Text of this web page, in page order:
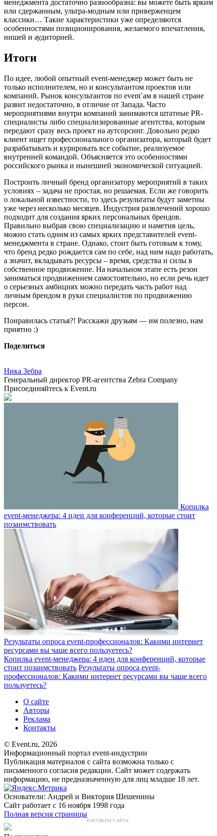
менеджмента достаточно разнообразна: вы можете быть ярким
или сдержанным, ультра-модным или приверженцем
классики… Такие характеристики уже определяются
особенностями позиционирования, желаемого впечатления,
нишей и аудиторией.
Итоги
По идее, любой опытный event-менеджер может быть не
только исполнителем, но и консультантом проектов или
компаний. Рынок консультантов по event`ам в нашей стране
развит недостаточно, в отличие от Запада. Часто
мероприятиями внутри компаний занимаются штатные PR-
специалисты либо специализированные агентства, которым
передают сразу весь проект на аутсорсинг. Довольно редко
клиент ищет профессионального организатора, который будет
разрабатывать и курировать все событие, реализуемое
внутренней командой. Объясняется это особенностями
российского рынка и нынешней экономической ситуацией.
Построить личный бренд организатору мероприятий в таких
условиях – задача не простая, но решаемая. Если же говорить
о локальной известности, то здесь результаты будут заметны
уже через несколько месяцев. Индустрия развлечений хорошо
подходит для создания ярких персональных брендов.
Правильно выбрав свою специализацию и наметив цель,
можно стать одним из самых ярких представителей event-
менеджмента в стране. Однако, стоит быть готовым к тому,
что бренд редко рождается сам по себе, над ним надо работать,
а значит, вкладывать ресурсы – время, средства и силы в
собственное продвижение. На начальном этапе есть резон
заниматься продвижением самостоятельно, но если речь идет
о серьезных амбициях можно передать часть работ над
личным брендом в руки специалистов по продвижению
персон.
Понравилась статья?! Расскажи друзьям — им полезно, нам
приятно :)
Поделиться
Ника Зебра
Генеральный директор PR-агентства Zebra Company
Присоединяйтесь к Event.ru
Копилка
event-менеджера: 4 идеи для конференций, которые стоит
позаимствовать
Результаты опроса event-профессионалов: Какими интернет
ресурсами вы чаще всего пользуетесь?
Копилка event-менеджера: 4 идеи для конференций, которые
стоит позаимствовать Результаты опроса event-
профессионалов: Какими интернет ресурсами вы чаще всего
пользуетесь?
О сайте
Авторы
Реклама
Контакты
© Event.ru, 2026
Информационный портал event-индустрии
Публикация материалов с сайта возможна только с
письменного согласия редакции. Сайт может содержать
информацию, не предназначенную для лиц младше 18 лет.
Основатели: Андрей и Виктория Шешенины
Сайт работает с 16 ноября 1998 года
Полная версия страницы
ПАРТНЕРЫ САЙТА: